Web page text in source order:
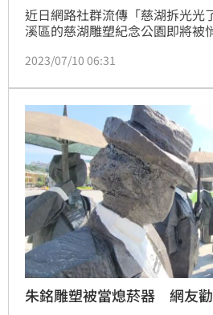
近日網路社群流傳「慈湖拆光光
溪區的慈湖雕塑紀念公園即將被
車場自98年由縣府接管至今，已
在有限空間內也需要重新展示配
設施也亟待重新規劃。
2023/07/10 06:31
朱銘雕塑被當熄菸器 網友